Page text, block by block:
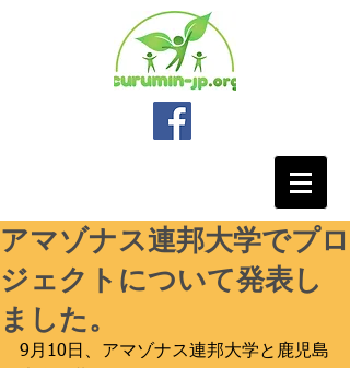
アマゾナス連邦大学でプロ
ジェクトについて発表し
ました。
9月10日、アマゾナス連邦大学と鹿児島